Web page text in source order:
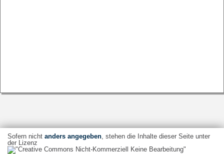
Sofern nicht anders angegeben, stehen die Inhalte dieser Seite unter
der Lizenz